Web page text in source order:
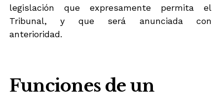
legislación que expresamente permita el
Tribunal, y que será anunciada con
anterioridad.
Funciones de un